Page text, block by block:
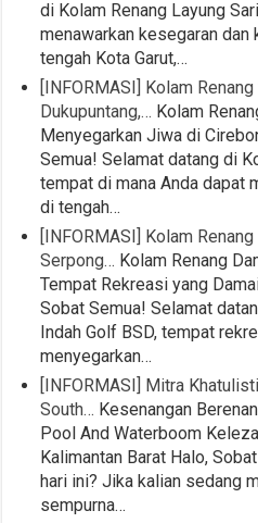
di Kolam Renang Layung
menawarkan kesegaran
tengah Kota Garut,…
[INFORMASI] Kolam
Dukupuntang,… Kolam
Menyegarkan Jiwa di
Semua! Selamat datang di
tempat di mana Anda dapat
di tengah…
[INFORMASI] Kolam
Serpong… Kolam Renang
Tempat Rekreasi yang
Sobat Semua! Selamat
Indah Golf BSD, tempat
menyegarkan…
[INFORMASI] Mitra
South… Kesenangan
Pool And Waterboom
Kalimantan Barat Halo,
hari ini? Jika kalian sedang
sempurna…